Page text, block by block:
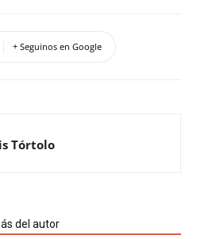
+ Seguinos en Google
Tórtolo
del autor